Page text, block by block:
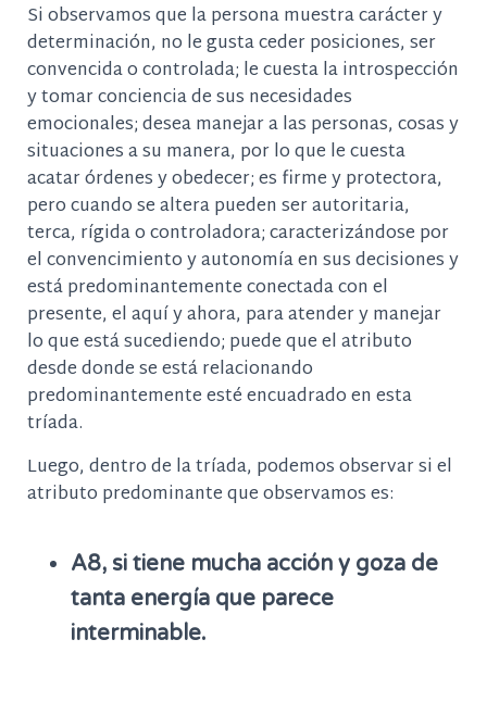
Si observamos que la persona muestra carácter y
determinación, no le gusta ceder posiciones, ser
convencida o controlada; le cuesta la introspección
y tomar conciencia de sus necesidades
emocionales; desea manejar a las personas, cosas y
situaciones a su manera, por lo que le cuesta
acatar órdenes y obedecer; es firme y protectora,
pero cuando se altera pueden ser autoritaria,
terca, rígida o controladora; caracterizándose por
el convencimiento y autonomía en sus decisiones y
está predominantemente conectada con el
presente, el aquí y ahora, para atender y manejar
lo que está sucediendo; puede que el atributo
desde donde se está relacionando
predominantemente esté encuadrado en esta
tríada.
Luego, dentro de la tríada, podemos observar si el
atributo predominante que observamos es:
A8, si tiene mucha acción y goza de
tanta energía que parece
interminable.